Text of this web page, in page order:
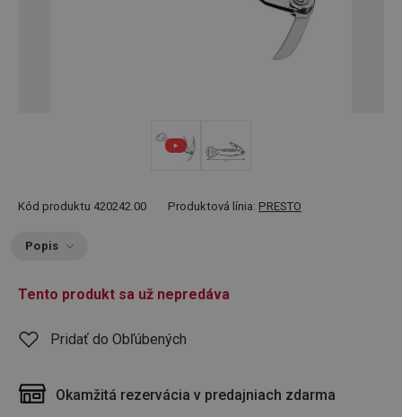
Kód produktu 420242.00 Produktová línia: PRESTO
Popis
Tento produkt sa už nepredáva
Pridať do Obľúbených
Okamžitá rezervácia v predajniach zdarma